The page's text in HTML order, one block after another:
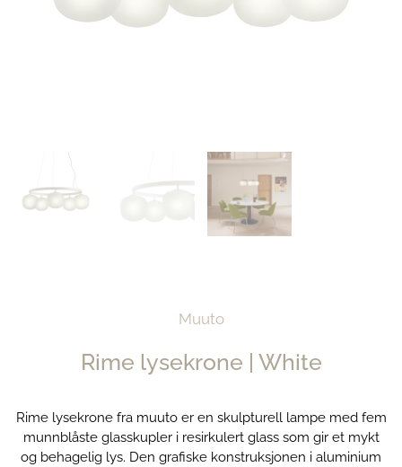
Muuto
Rime lysekrone | White
Rime lysekrone fra muuto er en skulpturell lampe med fem
munnblåste glasskupler i resirkulert glass som gir et mykt
og behagelig lys. Den grafiske konstruksjonen i aluminium